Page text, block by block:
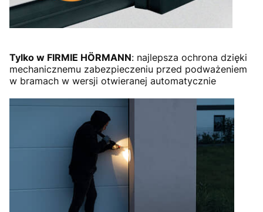
Tylko w FIRMIE HÖRMANN: najlepsza ochrona dzięki
mechanicznemu zabezpieczeniu przed podważeniem
w bramach w wersji otwieranej automatycznie